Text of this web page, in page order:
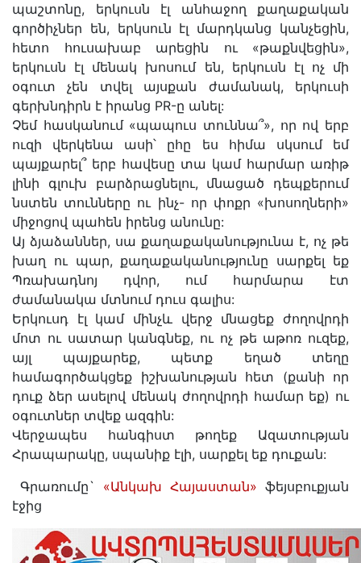
պաշտոնը, երկուսն էլ անհաջող քաղաքական
գործիչներ են, երկսուն էլ մարդկանց կանչեցին,
հետո հուսախաբ արեցին ու «թաքնվեցին»,
երկուսն էլ մենակ խոսում են, երկուսն էլ ոչ մի
օգուտ չեն տվել այսքան ժամանակ, երկուսի
գերխնդիրն է իրանց PR-ը անել:
Չեմ հասկանում «պապուս տուննա՞», որ ով երբ
ուզի վերկենա ասի՝ ըհը ես հիմա սկսում եմ
պայքարել՞ երբ հավեսը տա կամ հարմար առիթ
լինի գլուխ բարձրացնելու, մնացած դեպքերում
նստեն տունները ու ինչ- որ փոքր «խոսողների»
միջոցով պահեն իրենց անունը:
Այ ձյաձաններ, սա քաղաքականությունա է, ոչ թե
խաղ ու պար, քաղաքականությունը սարքել եք
Պռախադնոյ դվոր, ում հարմարա էտ
ժամանակա մտնում դուս գալիս:
Երկուսդ էլ կամ մինչև վերջ մնացեք ժողովրդի
մոտ ու սատար կանգնեք, ու ոչ թե աթոռ ուզեք,
այլ պայքարեք, պետք եղած տեղը
համագործակցեք իշխանության հետ (քանի որ
դուք ձեր ասելով մենակ ժողովրդի համար եք) ու
օգուտներ տվեք ազգին:
Վերջապես հանգիստ թողեք Ազատության
Հրապարակը, սպանիք էլի, սարքել եք դուքան:
Գրառումը` «Անկախ Հայաստան» ֆեյսբուքյան
էջից